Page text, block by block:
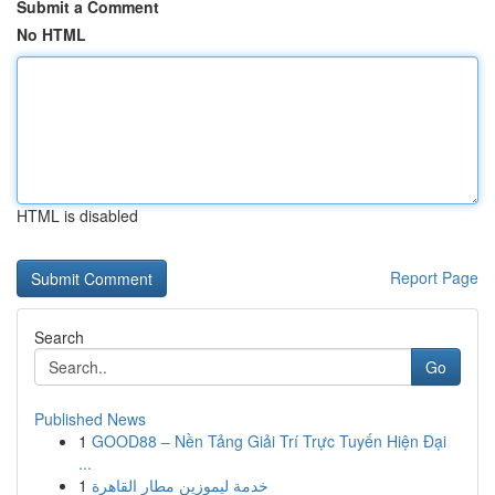
Submit a Comment
No HTML
HTML is disabled
Report Page
Search
Go
Published News
1 GOOD88 – Nền Tảng Giải Trí Trực Tuyến Hiện Đại
...
1 خدمة ليموزين مطار القاهرة